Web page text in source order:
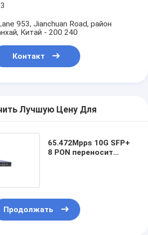
953, Jianchuan Road, район
Китай - 200 240
Контакт
Лучшую Цену Для
65.472Mpps 10G SFP+
8 PON переносит
Продолжать